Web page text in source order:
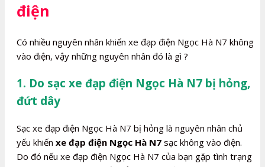
điện
Có nhiều nguyên nhân khiến xe đạp điện Ngọc Hà N7 không
vào điện, vậy những nguyên nhân đó là gì ?
1. Do sạc xe đạp điện Ngọc Hà N7 bị hỏng,
đứt dây
Sạc xe đạp điện Ngọc Hà N7 bị hỏng là nguyên nhân chủ
yếu khiến xe đạp điện Ngọc Hà N7 sạc không vào điện.
Do đó nếu xe đạp điện Ngọc Hà N7 của bạn gặp tình trạng